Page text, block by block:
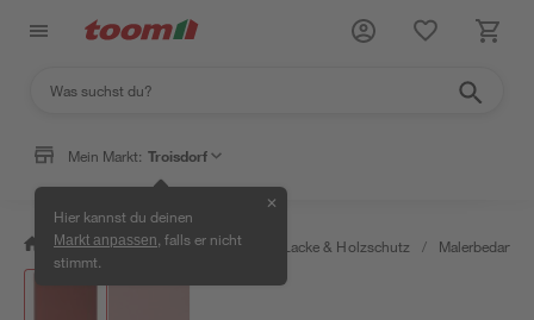
Mein Markt: Troisdorf
Hier kannst du deinen
Markt anpassen , falls er nicht
stimmt.
✕
/ Bauen & Renovieren / Farben, Lacke & Holzschutz / Malerbedarf